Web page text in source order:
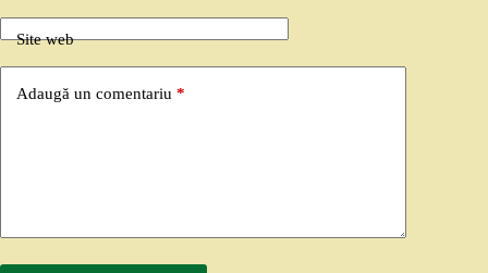
Site web
Adaugă un comentariu *